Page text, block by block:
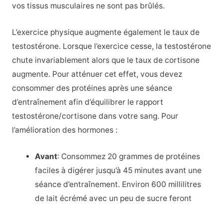
vos tissus musculaires ne sont pas brûlés.
L’exercice physique augmente également le taux de
testostérone. Lorsque l’exercice cesse, la testostérone
chute invariablement alors que le taux de cortisone
augmente. Pour atténuer cet effet, vous devez
consommer des protéines après une séance
d’entraînement afin d’équilibrer le rapport
testostérone/cortisone dans votre sang. Pour
l’amélioration des hormones :
Avant: Consommez 20 grammes de protéines
faciles à digérer jusqu’à 45 minutes avant une
séance d’entraînement. Environ 600 millilitres
de lait écrémé avec un peu de sucre feront